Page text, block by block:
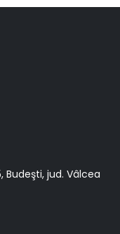
Budeşti, jud. Vâlcea